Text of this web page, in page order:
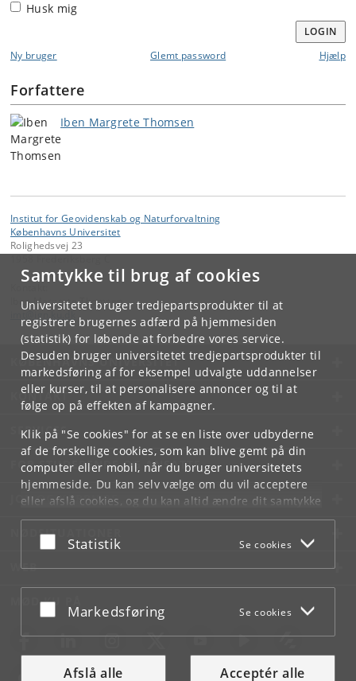
Samtykke til brug af cookies
Universitetet bruger tredjepartsprodukter til at
registrere brugernes adfærd på hjemmesiden
(statistik) for løbende at forbedre vores service.
Desuden bruger universitetet tredjepartsprodukter til
markedsføring af for eksempel udvalgte uddannelser
eller kurser, til at personalisere annoncer og til at
følge op på effekten af kampagner.
Klik på "Se cookies" for at se en liste over udbyderne
af de forskellige cookies, som kan blive gemt på din
computer eller mobil, når du bruger universitetets
hjemmeside. Du kan selv vælge om du vil acceptere
eller afslå cookies, og du kan altid ændre dit samtykke
underCookie- og privatlivspolitiksom du finder i
bunden af hver side.
Acceptér eller afslå
Statistik Se cookies
Acceptér eller afslå
Markedsføring Se cookies
Afslå alle Acceptér alle
Husk mig
LOGIN
Ny bruger
Glemt password Hjælp
Forfattere
Iben Margrete Thomsen
Institut for Geovidenskab og Naturforvaltning
Københavns Universitet
Rolighedsvej 23
Iben Margrete Thomsen
KØBENHAVNS UNIVERSITET
KONTAKT
SERVICES
FOR STUDERENDE OG ANSATTE
JOB OG KARRIERE
NØDSITUATIONER
WEB
MØD KU PÅ